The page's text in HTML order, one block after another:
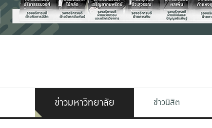
ข่าวมหาวิทยาลัย ข่าวนิสิต